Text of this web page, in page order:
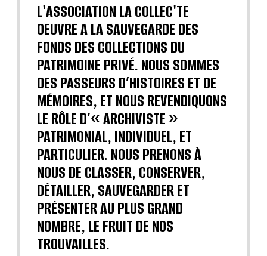
L'ASSOCIATION LA COLLEC'TE
OEUVRE A LA SAUVEGARDE DES
FONDS DES COLLECTIONS DU
PATRIMOINE PRIVÉ. NOUS SOMMES
DES PASSEURS D’HISTOIRES ET DE
MÉMOIRES, ET NOUS REVENDIQUONS
LE RÔLE D’« ARCHIVISTE »
PATRIMONIAL, INDIVIDUEL, ET
PARTICULIER. NOUS PRENONS À
NOUS DE CLASSER, CONSERVER,
DÉTAILLER, SAUVEGARDER ET
PRÉSENTER AU PLUS GRAND
NOMBRE, LE FRUIT DE NOS
TROUVAILLES.